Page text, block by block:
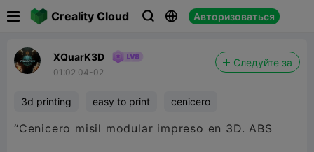
Creality Cloud   Авторизоваться
XQuarK3D
01:02 04-02
Следуйте за
3d printing easy to print cenicero
“Cenicero misil modular impreso en 3D. ABS